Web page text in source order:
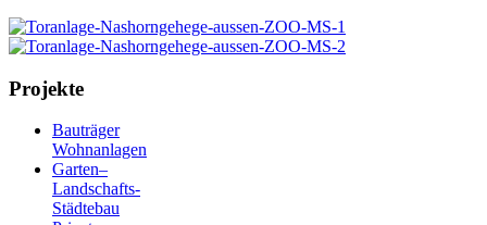
Projekte
Bauträger
Wohnanlagen
Garten–
Landschafts-
Städtebau